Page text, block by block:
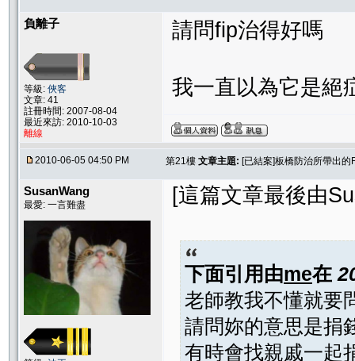
負離子
等級: 俠客
文章: 41
註冊時間: 2007-08-04
最近來訪: 2010-10-03
離線
請問fip治得好嗎
我一直以為它是絕
2010-06-05 04:50 PM 第21樓 文章主題: [已結案]板橋防治所帶出
SusanWang
最愛: 一言難盡 [這篇文章最後由
下面引用由me在
老師教我不懂就要
請問妳的意思是捐
有時會找親戚一起